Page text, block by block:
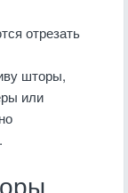
отрезать
шторы,
или